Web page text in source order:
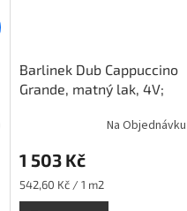
Barlinek Dub Cappuccino
Grande, matný lak, 4V;
Na Objednávku
1 503 Kč
Měrná
cena:
542,60 Kč / 1 m2